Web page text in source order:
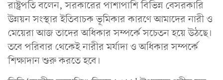
রাষ্ট্রপতি বলেন, সরকারের পাশাপাশি বিভিন্ন বেসরকারি
উন্নয়ন সংস্থার ইতিবাচক ভূমিকার কারণে আমাদের নারী ও
মেয়েরা আজ তাদের অধিকার সম্পর্কে সচেতন হয়ে উঠছে।
তবে পরিবার থেকেই নারীর মর্যাদা ও অধিকার সম্পর্কে
শিক্ষাদান শুরু করতে হবে।